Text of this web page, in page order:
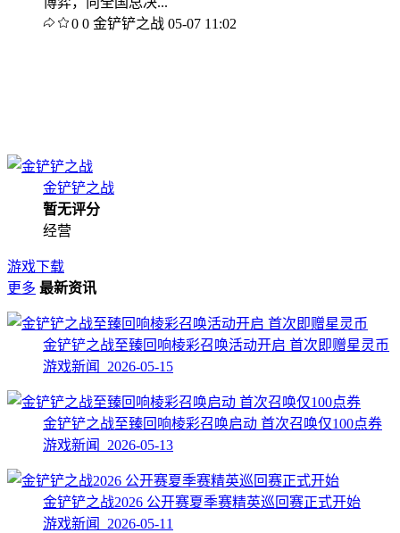
0 0 金铲铲之战 05-07 11:02
金铲铲之战
暂无评分
经营
游戏下载
更多 最新资讯
金铲铲之战至臻回响棱彩召唤活动开启 首次即赠星灵币
游戏新闻 2026-05-15
金铲铲之战至臻回响棱彩召唤启动 首次召唤仅100点券
游戏新闻 2026-05-13
金铲铲之战2026 公开赛夏季赛精英巡回赛正式开始
游戏新闻 2026-05-11